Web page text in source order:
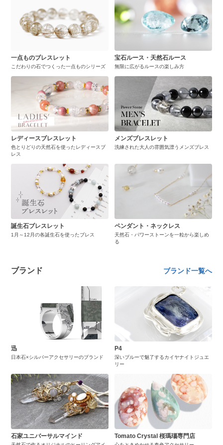
一点ものブレスレット
こだわりの石でつくった一点ものシリーズ
宝石ルース・天然石ルース
無限に広がるルースの楽しみ方
レディースブレスレット
色とりどりの天然石を使ったレディースブ
レス
メンズブレスレット
洗練された大人の雰囲気漂うメンズブレス
誕生石ブレスレット
1月～12月の各誕生石を使ったブレス
ペンダント・ネックレス
天然石・パワーストーンを一粒から楽しめ
る
ブランド ブランド一覧へ
迅
日本石×シルバーアクセサリーのブランド
P4
深いブルーで魅了するカイヤナイトジュエ
リー
石家ユニバーサルマインド Tomato Crystal 桜瑪瑙専門店